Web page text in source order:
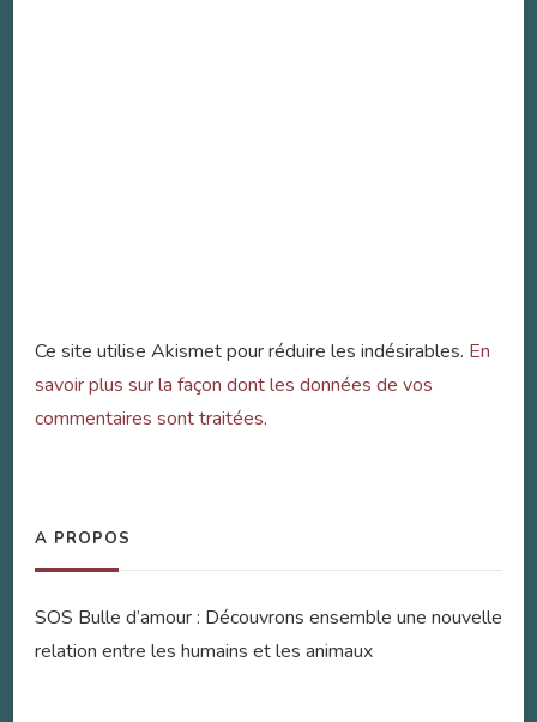
Ce site utilise Akismet pour réduire les indésirables. En
savoir plus sur la façon dont les données de vos
commentaires sont traitées.
A PROPOS
SOS Bulle d’amour : Découvrons ensemble une nouvelle
relation entre les humains et les animaux